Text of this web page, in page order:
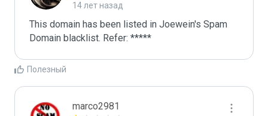
14 лет назад
This domain has been listed in Joewein's Spam
Domain blacklist. Refer: *****
Полезный
marco2981